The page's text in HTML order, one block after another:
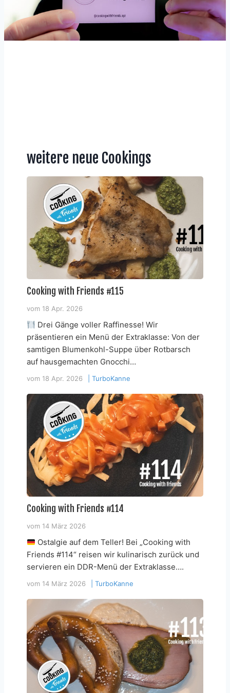
weitere neue Cookings
Cooking with Friends #115
vom 18 Apr. 2026
Drei Gänge voller Raffinesse! Wir
präsentieren ein Menü der Extraklasse: Von der
samtigen Blumenkohl-Suppe über Rotbarsch
auf hausgemachten Gnocchi…
vom 18 Apr. 2026 TurboKanne
Cooking with Friends #114
vom 14 März 2026
Ostalgie auf dem Teller! Bei „Cooking with
Friends #114“ reisen wir kulinarisch zurück und
servieren ein DDR-Menü der Extraklasse….
vom 14 März 2026 TurboKanne